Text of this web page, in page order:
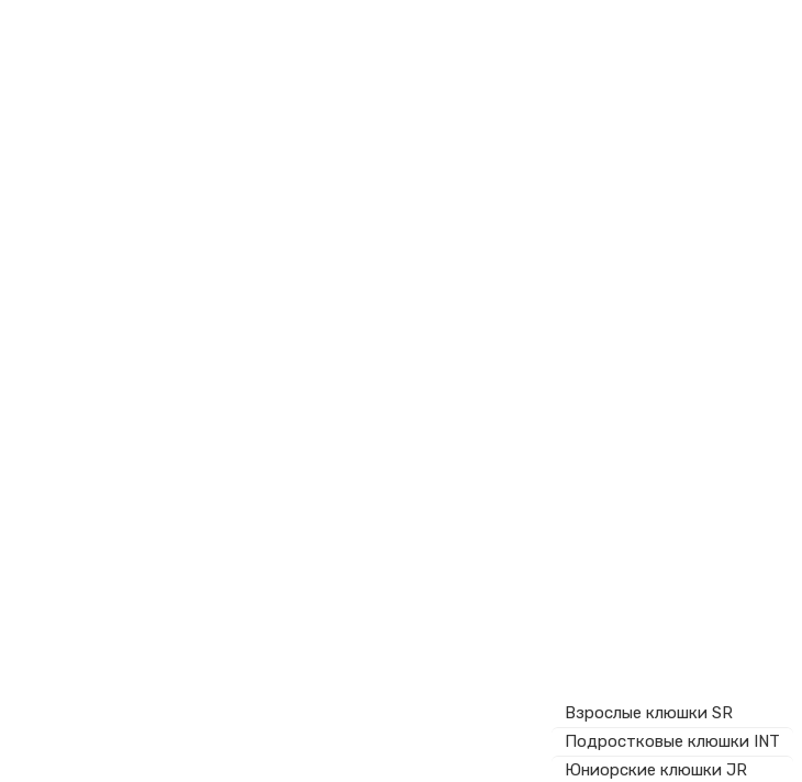
Взрослые клюшки SR
Подростковые клюшки INT
Юниорские клюшки JR